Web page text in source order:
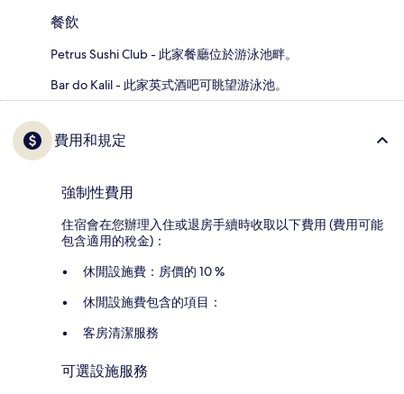
餐飲
Petrus Sushi Club - 此家餐廳位於游泳池畔。
Bar do Kalil - 此家英式酒吧可眺望游泳池。
費用和規定
強制性費用
住宿會在您辦理入住或退房手續時收取以下費用 (費用可能
包含適用的稅金)：
休閒設施費：房價的 10 %
休閒設施費包含的項目：
客房清潔服務
可選設施服務